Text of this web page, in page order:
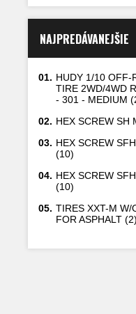
NAJPREDÁVANEJŠIE
01. HUDY 1/10 OFF-
TIRE 2WD/4WD
- 301 - MEDIUM
02. HEX SCREW SH
03. HEX SCREW
(10)
04. HEX SCREW
(10)
05. TIRES XXT-M W/
FOR ASPHALT (2)